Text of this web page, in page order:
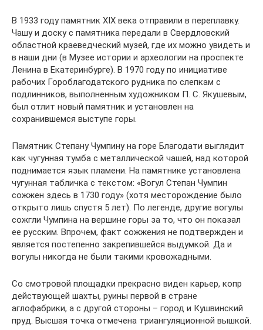
В 1933 году памятник XIX века отправили в переплавку.
Чашу и доску с памятника передали в Свердловский
областной краеведческий музей, где их можно увидеть и
в наши дни (в Музее истории и археологии на проспекте
Ленина в Екатеринбурге). В 1970 году по инициативе
рабочих Гороблагодатского рудника по слепкам с
подлинников, выполненным художником П. С. Якушевым,
был отлит новый памятник и установлен на
сохранившемся выступе горы.
Памятник Степану Чумпину на горе Благодати выглядит
как чугунная тумба с металлической чашей, над которой
поднимается язык пламени. На памятнике установлена
чугунная табличка с текстом: «Вогул Степан Чумпин
сожжен здесь в 1730 году» (хотя месторождение было
открыто лишь спустя 5 лет). По легенде, другие вогулы
сожгли Чумпина на вершине горы за то, что он показал
ее русским. Впрочем, факт сожжения не подтвержден и
является постепенно закрепившейся выдумкой. Да и
вогулы никогда не были такими кровожадными.
Со смотровой площадки прекрасно виден карьер, копр
действующей шахты, руины первой в стране
аглофабрики, а с другой стороны – город и Кушвинский
пруд. Высшая точка отмечена триангуляционной вышкой.